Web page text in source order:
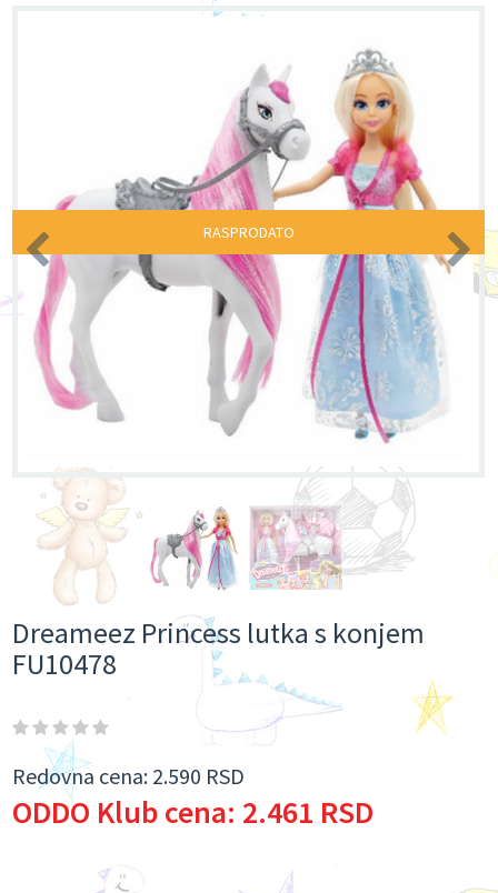
RASPRODATO
Dreameez Princess lutka s konjem
FU10478
Redovna cena: 2.590 RSD
ODDO Klub cena: 2.461 RSD